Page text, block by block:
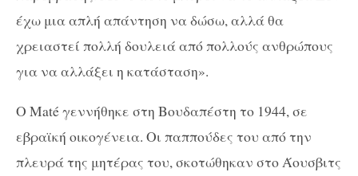
έχω μια απλή απάντηση να δώσω, αλλά θα
χρειαστεί πολλή δουλειά από πολλούς ανθρώπους
για να αλλάξει η κατάσταση».
Ο Maté γεννήθηκε στη Βουδαπέστη το 1944, σε
εβραϊκή οικογένεια. Οι παππούδες του από την
πλευρά της μητέρας του, σκοτώθηκαν στο Άουσβιτς